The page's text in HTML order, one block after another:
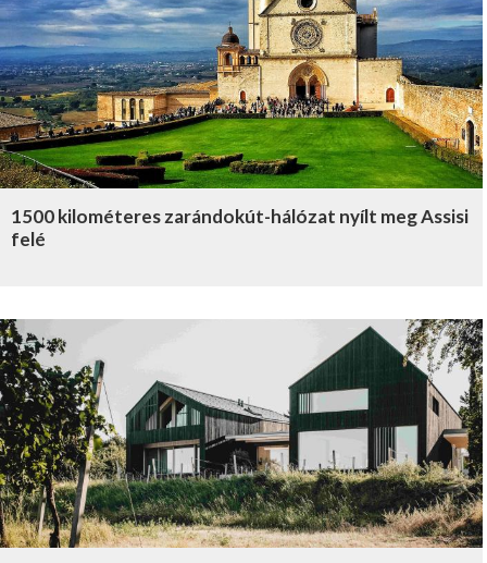
1500 kilométeres zarándokút-hálózat nyílt meg Assisi
felé